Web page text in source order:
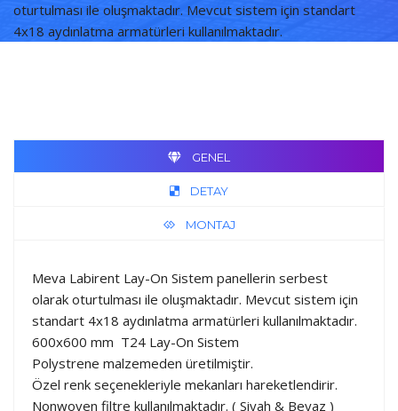
oturtulması ile oluşmaktadır. Mevcut sistem için standart
4x18 aydınlatma armatürleri kullanılmaktadır.
GENEL
DETAY
MONTAJ
Meva Labirent Lay-On Sistem panellerin serbest
olarak oturtulması ile oluşmaktadır. Mevcut sistem için
standart 4x18 aydınlatma armatürleri kullanılmaktadır.
600x600 mm T24 Lay-On Sistem
Polystrene malzemeden üretilmiştir.
Özel renk seçenekleriyle mekanları hareketlendirir.
Nonwoven filtre kullanılmaktadır. ( Siyah & Beyaz )